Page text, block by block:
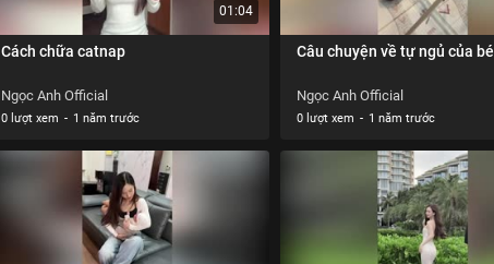
01:04
Cách chữa catnap
Ngọc Anh Official
0 lượt xem - 1 năm trước
Câu chuyện về tự ngủ của bé
Ngọc Anh Official
0 lượt xem - 1 năm trước